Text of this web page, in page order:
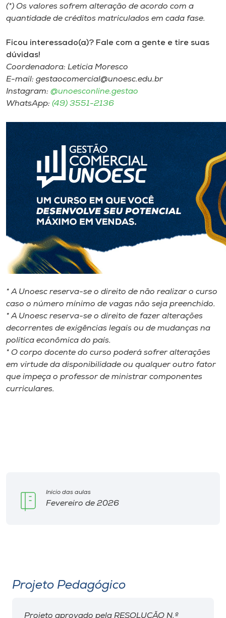
(*) Os valores sofrem alteração de acordo com a
quantidade de créditos matriculados em cada fase.
Ficou interessado(a)? Fale com a gente e tire suas
dúvidas!
Coordenadora: Leticia Moresco
E-mail: gestaocomercial@unoesc.edu.br
Instagram: @unoesconline.gestao
WhatsApp: (49) 3551-2136
* A Unoesc reserva-se o direito de não realizar o curso
caso o número mínimo de vagas não seja preenchido.
* A Unoesc reserva-se o direito de fazer alterações
decorrentes de exigências legais ou de mudanças na
política econômica do país.
* O corpo docente do curso poderá sofrer alterações
em virtude da disponibilidade ou qualquer outro fator
que impeça o professor de ministrar componentes
curriculares.
Início das aulas
Fevereiro de 2026
Projeto Pedagógico
Projeto aprovado pela RESOLUÇÃO N.º